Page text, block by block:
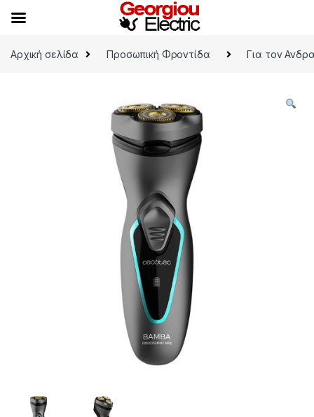
Αρχική σελίδα
Προσωπική Φροντίδα Για τον